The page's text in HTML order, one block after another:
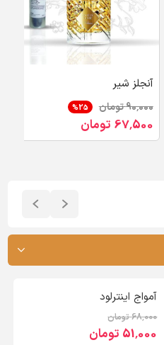
آنجلز شیر
90٬000 تومان 25%
67٬500 تومان
آمواج اینترلود
68٬000 تومان
51٬000 تومان